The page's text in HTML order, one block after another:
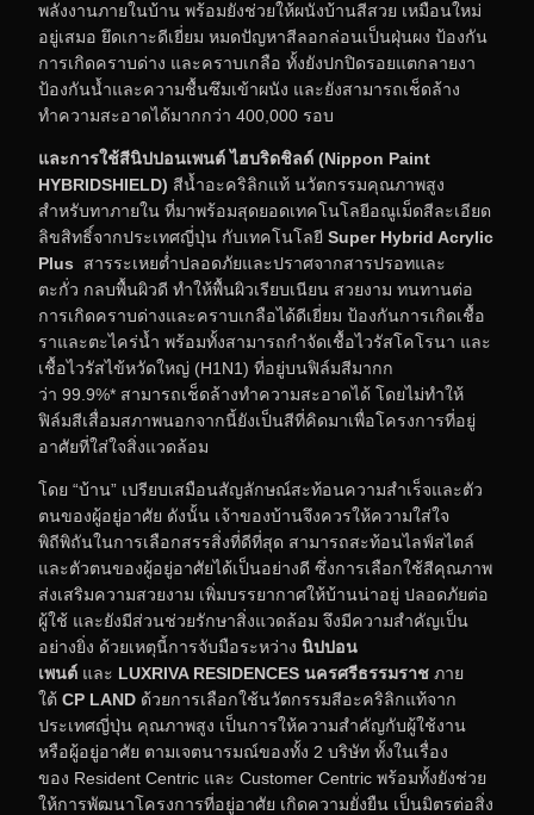
พลังงานภายในบ้าน พร้อมยังช่วยให้ผนังบ้านสีสวย เหมือนใหม่
อยู่เสมอ ยึดเกาะดีเยี่ยม หมดปัญหาสีลอกล่อนเป็นฝุ่นผง ป้องกัน
การเกิดคราบด่าง และคราบเกลือ ทั้งยังปกปิดรอยแตกลายงา
ป้องกันน้ำและความชื้นซึมเข้าผนัง และยังสามารถเช็ดล้าง
ทำความสะอาดได้มากกว่า 400,000 รอบ
และการใช้สีนิปปอนเพนต์ ไฮบริดชิลด์ (Nippon Paint
HYBRIDSHIELD) สีน้ำอะคริลิกแท้ นวัตกรรมคุณภาพสูง
สำหรับทาภายใน ที่มาพร้อมสุดยอดเทคโนโลยีอณูเม็ดสีละเอียด
ลิขสิทธิ์จากประเทศญี่ปุ่น กับเทคโนโลยี Super Hybrid Acrylic
Plus สารระเหยต่ำปลอดภัยและปราศจากสารปรอทและ
ตะกั่ว กลบพื้นผิวดี ทำให้พื้นผิวเรียบเนียน สวยงาม ทนทานต่อ
การเกิดคราบด่างและคราบเกลือได้ดีเยี่ยม ป้องกันการเกิดเชื้อ
ราและตะไคร่น้ำ พร้อมทั้งสามารถกำจัดเชื้อไวรัสโคโรนา และ
เชื้อไวรัสไข้หวัดใหญ่ (H1N1) ที่อยู่บนฟิล์มสีมากก
ว่า 99.9%* สามารถเช็ดล้างทำความสะอาดได้ โดยไม่ทำให้
ฟิล์มสีเสื่อมสภาพนอกจากนี้ยังเป็นสีที่คิดมาเพื่อโครงการที่อยู่
อาศัยที่ใส่ใจสิ่งแวดล้อม
โดย “บ้าน” เปรียบเสมือนสัญลักษณ์สะท้อนความสำเร็จและตัว
ตนของผู้อยู่อาศัย ดังนั้น เจ้าของบ้านจึงควรให้ความใส่ใจ
พิถีพิถันในการเลือกสรรสิ่งที่ดีที่สุด สามารถสะท้อนไลฟ์สไตล์
และตัวตนของผู้อยู่อาศัยได้เป็นอย่างดี ซึ่งการเลือกใช้สีคุณภาพ
ส่งเสริมความสวยงาม เพิ่มบรรยากาศให้บ้านน่าอยู่ ปลอดภัยต่อ
ผู้ใช้ และยังมีส่วนช่วยรักษาสิ่งแวดล้อม จึงมีความสำคัญเป็น
อย่างยิ่ง ด้วยเหตุนี้การจับมือระหว่าง นิปปอน
เพนต์ และ LUXRIVA RESIDENCES นครศรีธรรมราช ภาย
ใต้ CP LAND ด้วยการเลือกใช้นวัตกรรมสีอะคริลิกแท้จาก
ประเทศญี่ปุ่น คุณภาพสูง เป็นการให้ความสำคัญกับผู้ใช้งาน
หรือผู้อยู่อาศัย ตามเจตนารมณ์ของทั้ง 2 บริษัท ทั้งในเรื่อง
ของ Resident Centric และ Customer Centric พร้อมทั้งยังช่วย
ให้การพัฒนาโครงการที่อยู่อาศัย เกิดความยั่งยืน เป็นมิตรต่อสิ่ง